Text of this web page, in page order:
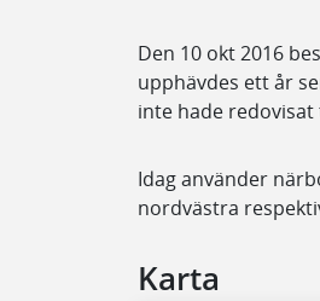
Den 10 okt 2016
upphävdes ett år
inte hade
Idag använder
nordvästra
Karta